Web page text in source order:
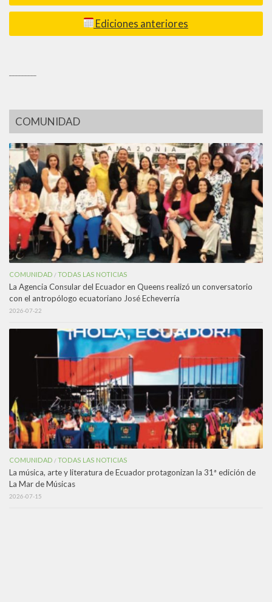
Ediciones anteriores
COMUNIDAD
COMUNIDAD /TODAS LAS NOTICIAS
La Agencia Consular del Ecuador en Queens realizó un conversatorio
con el antropólogo ecuatoriano José Echeverría
2026-07-22
COMUNIDAD /TODAS LAS NOTICIAS
La música, arte y literatura de Ecuador protagonizan la 31ª edición de
La Mar de Músicas
2026-07-15